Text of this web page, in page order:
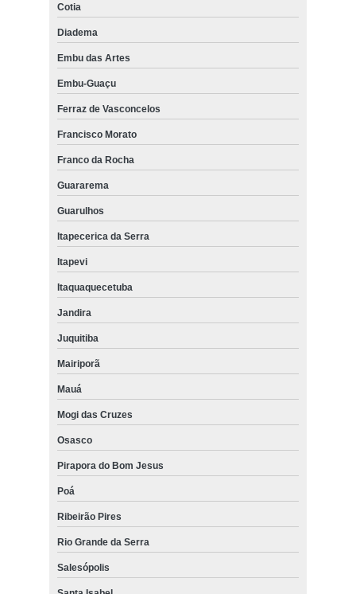
Cotia
Diadema
Embu das Artes
Embu-Guaçu
Ferraz de Vasconcelos
Francisco Morato
Franco da Rocha
Guararema
Guarulhos
Itapecerica da Serra
Itapevi
Itaquaquecetuba
Jandira
Juquitiba
Mairiporã
Mauá
Mogi das Cruzes
Osasco
Pirapora do Bom Jesus
Poá
Ribeirão Pires
Rio Grande da Serra
Salesópolis